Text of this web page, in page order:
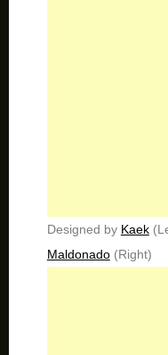
Designed by Kaek
Maldonado(Right)